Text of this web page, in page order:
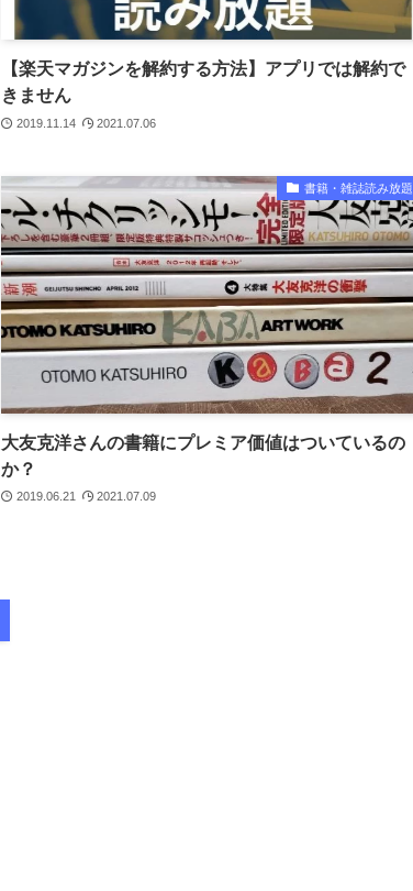
【楽天マガジンを解約する方法】アプリでは解約で
きません
2019.11.14 2021.07.06
書籍・雑誌読み放題
大友克洋さんの書籍にプレミア価値はついているの
か？
2019.06.21 2021.07.09